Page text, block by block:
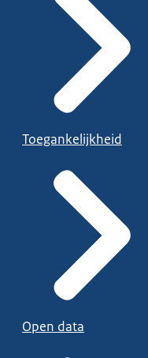
Toegankelijkheid
Open data